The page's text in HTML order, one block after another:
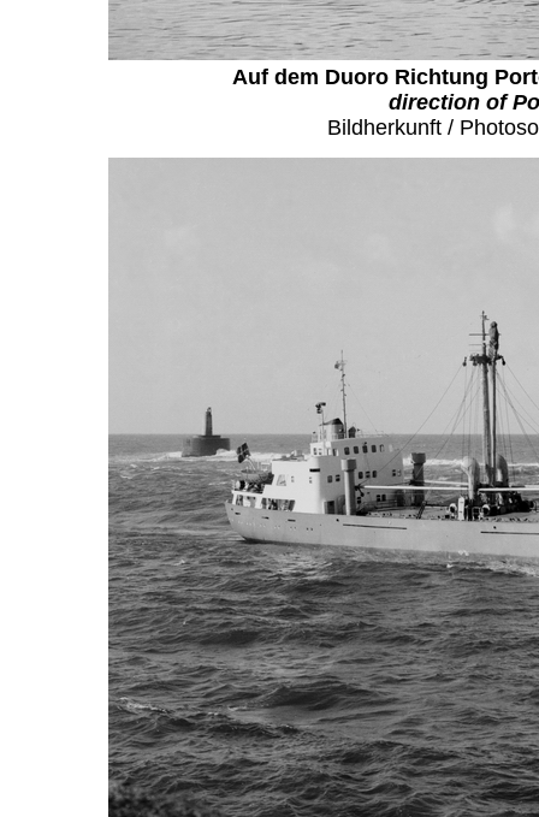
Auf dem Duoro Richtung
direction of
Bildherkunft /